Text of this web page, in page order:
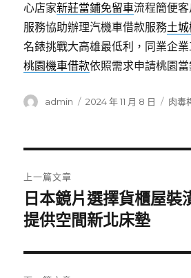
心店家新莊當鋪免留車流程簡便
服務協助辦理汽機車借款服務土
名錶挑戰大高雄最低利，同業企
桃園機車借款依照需求申請桃園
作
admin
發
2024 年 11 月 8 日
分
肉毒
章
導
覽
上一篇文章
上
一
文
章:
日本鏡片選擇貨櫃屋裝
提供空間新北床墊